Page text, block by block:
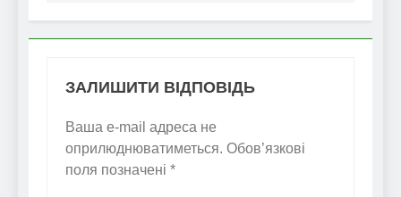
ЗАЛИШИТИ ВІДПОВІДЬ
Ваша e-mail адреса не
оприлюднюватиметься. Обов’язкові
поля позначені *